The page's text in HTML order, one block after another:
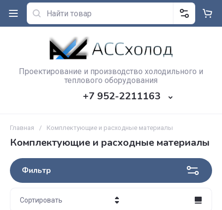
Проектирование и производство холодильного и
теплового оборудования
+7 952-2211163
Главная / Комплектующие и расходные материалы
Комплектующие и расходные материалы
Фильтр
Сортировать